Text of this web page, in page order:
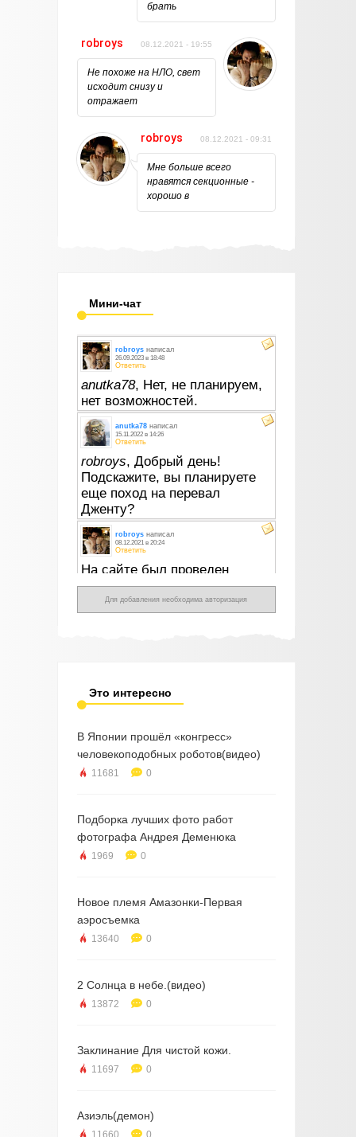
брать
robroys 08.12.2021 - 19:55
Не похоже на НЛО, свет
исходит снизу и
отражает
robroys 08.12.2021 - 09:31
Мне больше всего
нравятся секционные -
хорошо в
Мини-чат
Для добавления необходима авторизация
Это интересно
В Японии прошёл «конгресс»
человекоподобных роботов(видео)
11681 0
Подборка лучших фото работ
фотографа Андрея Деменюка
1969 0
Новое племя Амазонки-Первая
аэросъемка
13640 0
2 Солнца в небе.(видео)
13872 0
Заклинание Для чистой кожи.
11697 0
Азиэль(демон)
11660 0